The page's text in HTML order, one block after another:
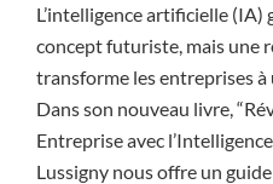
L’intelligence artificielle (IA)
concept futuriste, mais une
transforme les entreprises à
Dans son nouveau livre,
Entreprise avec
Lussigny nous offre un